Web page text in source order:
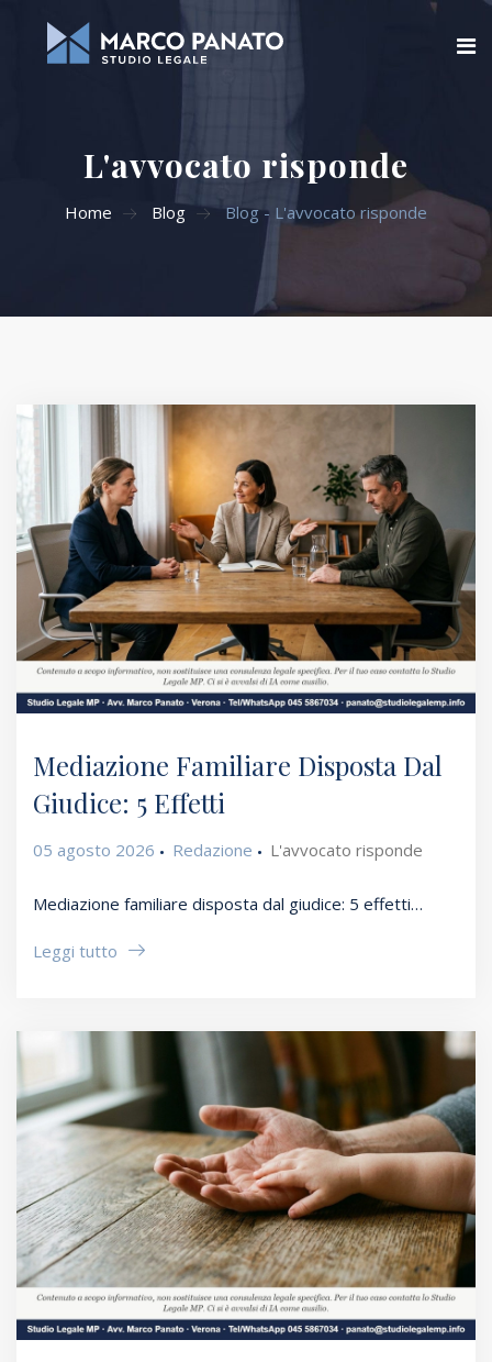
Chi siamo
Cerca
L'avvocato risponde
Home Blog Blog - L'avvocato risponde
Mediazione Familiare Disposta Dal
Giudice: 5 Effetti
05 agosto 2026 Redazione L'avvocato risponde
Mediazione familiare disposta dal giudice: 5 effetti…
Leggi tutto